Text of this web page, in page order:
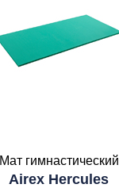
Мат гимнастический
Airex Hercules